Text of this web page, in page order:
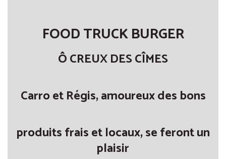
FOOD TRUCK BURGER
Ô CREUX DES CÎMES
Carro et Régis, amoureux des bons
produits frais et locaux, se feront un
plaisir